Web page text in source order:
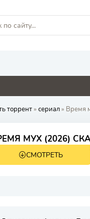
0 9
торрент» сериал» Время
МУХ (2026)
сезон 6 серияСМОТРЕТЬ1